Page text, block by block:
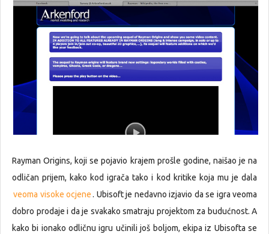
Rayman Origins, koji se pojavio krajem prošle godine, naišao je na
odličan prijem, kako kod igrača tako i kod kritike koja mu je dala
veoma visoke ocjene. Ubisoft je nedavno izjavio da se igra veoma
dobro prodaje i da je svakako smatraju projektom za budućnost. A
kako bi ionako odličnu igru učinili još boljom, ekipa iz Ubisofta se